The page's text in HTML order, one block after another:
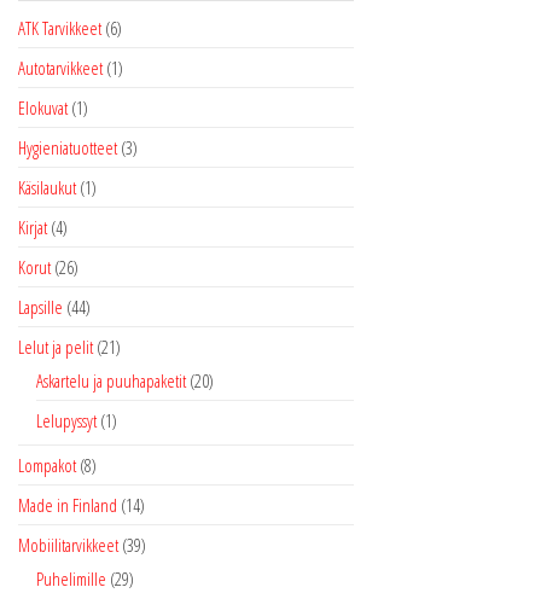
ATK Tarvikkeet (6)
Autotarvikkeet (1)
Elokuvat (1)
Hygieniatuotteet (3)
Käsilaukut (1)
Kirjat (4)
Korut (26)
Lapsille (44)
Lelut ja pelit (21)
Askartelu ja puuhapaketit (20)
Lelupyssyt (1)
Lompakot (8)
Made in Finland (14)
Mobiilitarvikkeet (39)
Puhelimille (29)